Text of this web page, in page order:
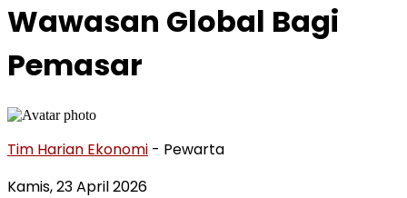
Wawasan Global Bagi
Pemasar
Tim Harian Ekonomi - Pewarta
Kamis, 23 April 2026